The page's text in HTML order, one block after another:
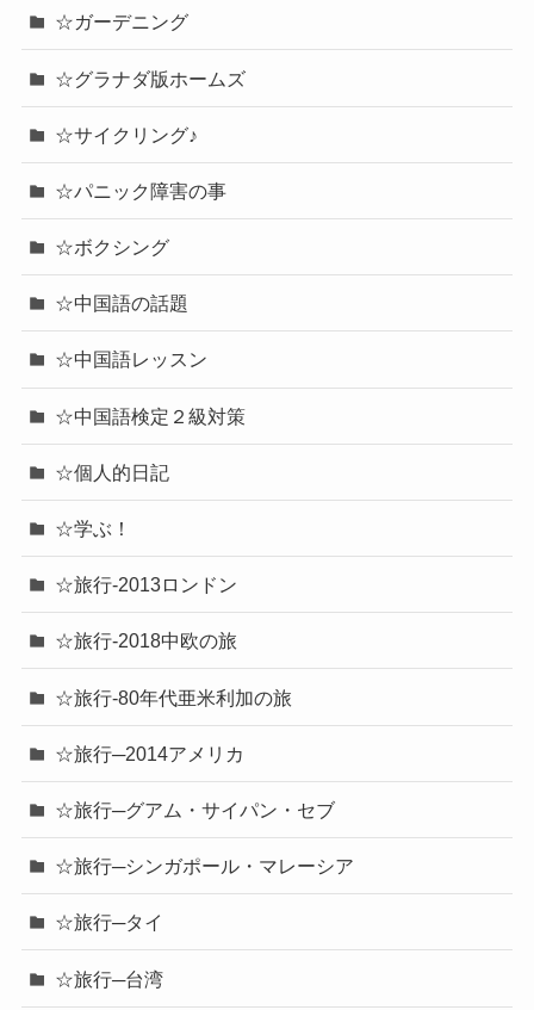
☆ガーデニング
☆グラナダ版ホームズ
☆サイクリング♪
☆パニック障害の事
☆ボクシング
☆中国語の話題
☆中国語レッスン
☆中国語検定２級対策
☆個人的日記
☆学ぶ！
☆旅行-2013ロンドン
☆旅行-2018中欧の旅
☆旅行-80年代亜米利加の旅
☆旅行─2014アメリカ
☆旅行─グアム・サイパン・セブ
☆旅行─シンガポール・マレーシア
☆旅行─タイ
☆旅行─台湾